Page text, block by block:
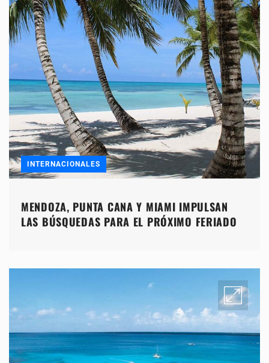
INTERNACIONALES
MENDOZA, PUNTA CANA Y MIAMI IMPULSAN
LAS BÚSQUEDAS PARA EL PRÓXIMO FERIADO